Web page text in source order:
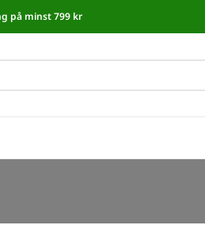
alla varor.
på minst 799 kr